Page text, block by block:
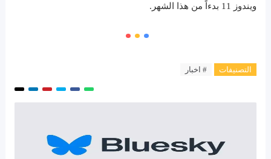
ويندوز 11 بدءاً من هذا الشهر.
التصنيفات # اخبار